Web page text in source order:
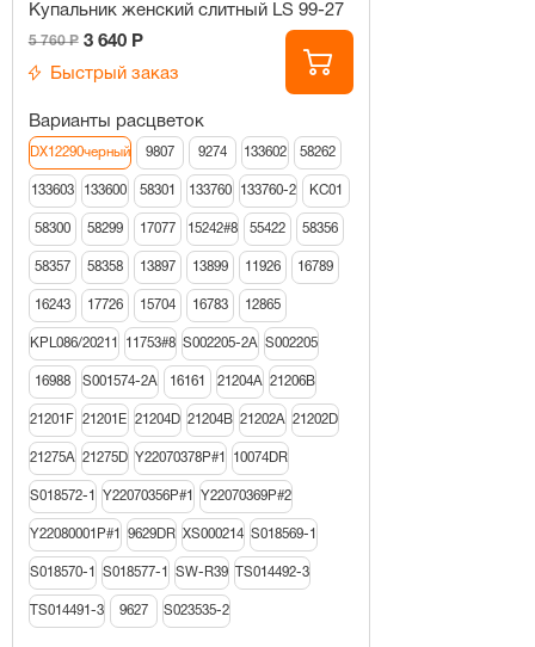
Купальник женский слитный LS 99-27
5 760 Р 3 640 Р
Быстрый заказ
Варианты расцветок
DX12290черный 9807 9274 133602 58262
133603 133600 58301 133760 133760-2 КС01
58300 58299 17077 15242#8 55422 58356
58357 58358 13897 13899 11926 16789
16243 17726 15704 16783 12865
KPL086/20211 11753#8 S002205-2A S002205
16988 S001574-2A 16161 21204A 21206В
21201F 21201E 21204D 21204B 21202A 21202D
21275A 21275D Y22070378P#1 10074DR
S018572-1 Y22070356P#1 Y22070369P#2
Y22080001P#1 9629DR XS000214 S018569-1
S018570-1 S018577-1 SW-R39 TS014492-3
TS014491-3 9627 S023535-2